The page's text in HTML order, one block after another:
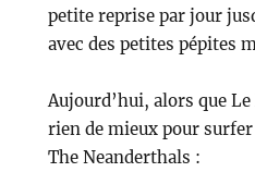
petite reprise par jour
avec des petites pépites
Aujourd’hui, alors que
rien de mieux pour surfer
The Neanderthals :